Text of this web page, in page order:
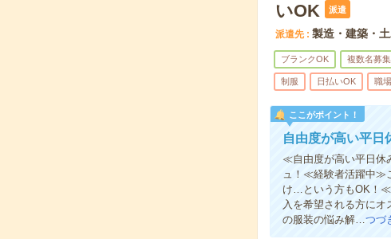
いOK
派遣
派遣先 製造・建築・
ブランクOK 複数名募集
制服 日払いOK 職
ここがポイント！
自由度が高い平日
≪自由度が高い平日休
ュ！≪経験者活躍中≫
け…という方もOK！
入を希望される方に
の服装の悩み解…つづ